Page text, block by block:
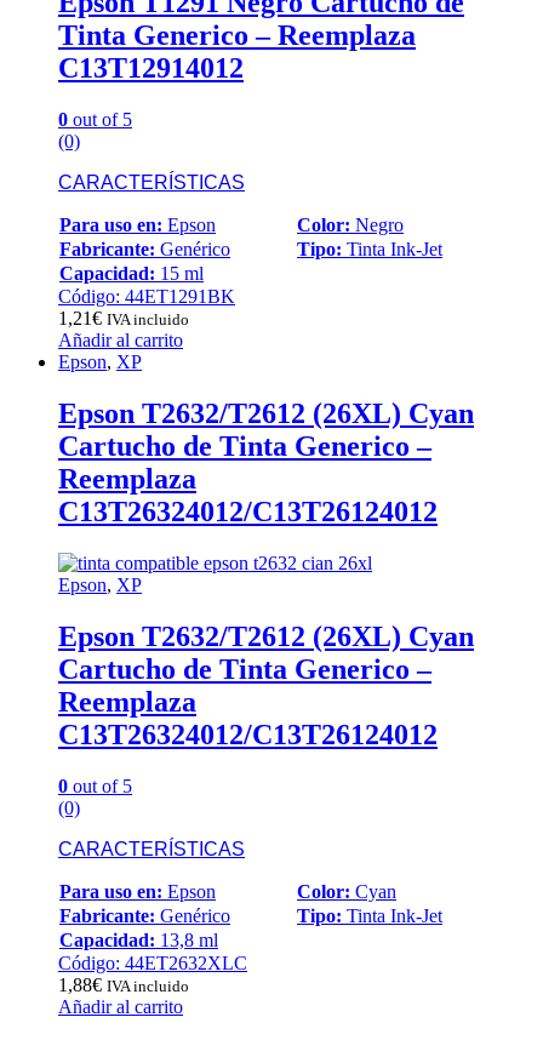
Tinta Generico – Reemplaza
C13T12914012
0 out of 5
(0)
CARACTERÍSTICAS
Para uso en: Epson Color: Negro
Fabricante: Genérico Tipo: Tinta Ink-Jet
Capacidad: 15 ml
Código: 44ET1291BK
1,21€ IVA incluido
Añadir al carrito
Epson, XP
Epson T2632/T2612 (26XL) Cyan
Cartucho de Tinta Generico –
Reemplaza
C13T26324012/C13T26124012
Epson, XP
Epson T2632/T2612 (26XL) Cyan
Cartucho de Tinta Generico –
Reemplaza
C13T26324012/C13T26124012
0 out of 5
(0)
CARACTERÍSTICAS
Para uso en: Epson Color: Cyan
Fabricante: Genérico Tipo: Tinta Ink-Jet
Capacidad: 13,8 ml
Código: 44ET2632XLC
1,88€ IVA incluido
Añadir al carrito